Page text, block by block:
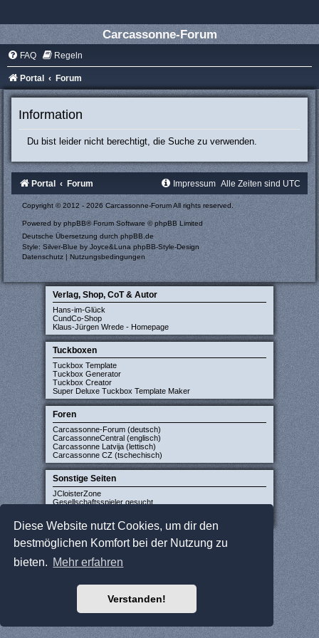
Diese Website nutzt Cookies, um dir den
bestmöglichen Komfort bei der Nutzung zu
bieten. Mehr erfahren
Verstanden!
Carcassonne-Forum
FAQ Regeln
Portal Forum
Information
Du bist leider nicht berechtigt, die Suche zu verwenden.
Portal Forum Alle Zeiten sind UTC
Impressum
Copyright © 2012 - 2026 Carcassonne-Forum All rights reserved.
Powered by phpBB® Forum Software © phpBB Limited
Deutsche Übersetzung durch phpBB.de
Style: Silver-Blue by Joyce&LunaphpBB-Style-Design
Datenschutz | Nutzungsbedingungen
Verlag, Shop, CoT & Autor
Hans-im-Glück
CundCo-Shop
Klaus-Jürgen Wrede - Homepage
Tuckboxen
Tuckbox Template
Tuckbox Generator
Tuckbox Creator
Super Deluxe Tuckbox Template Maker
Foren
Carcassonne-Forum (deutsch)
CarcassonneCentral (englisch)
Carcassonne Latvija (lettisch)
Carcassonne CZ (tschechisch)
Sonstige Seiten
JCloisterZone
Gesellschaftsspieler gesucht